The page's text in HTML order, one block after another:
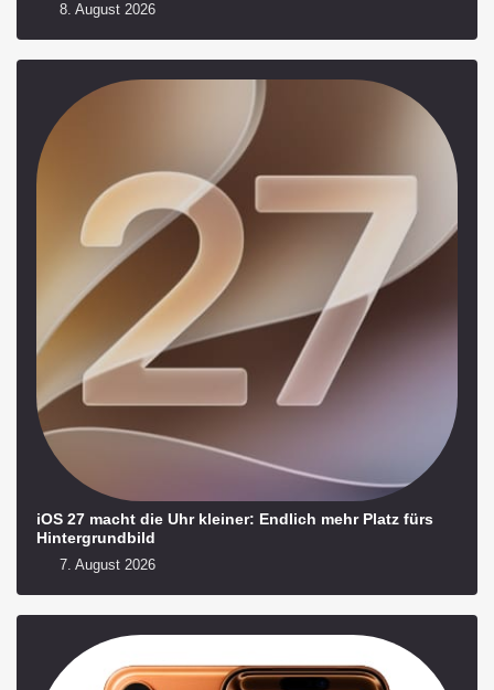
8. August 2026
iOS 27 macht die Uhr kleiner: Endlich mehr Platz fürs
Hintergrundbild
7. August 2026